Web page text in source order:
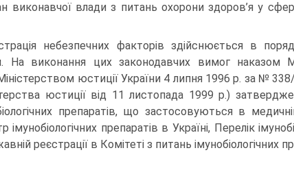
виконавчої влади з питань охорони здоров’я у
небезпечних факторів здійснюється в
На виконання цих законодавчих вимог
юстиції України 4 липня 1996 р. за №
юстиції від 11 листопада 1999 р.)
препаратів, що застосовуються в
препаратів в Україні, Перелік
реєстрації в Комітеті з питань імунобіологічних